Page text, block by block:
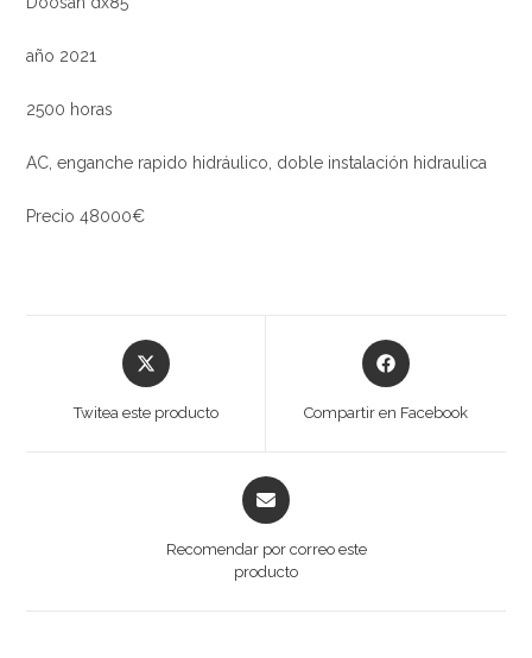
año 2021
2500 horas
AC, enganche rapido hidráulico, doble instalación hidraulica
Precio 48000€
Twitea este producto Compartir en Facebook
Recomendar por correo este
producto